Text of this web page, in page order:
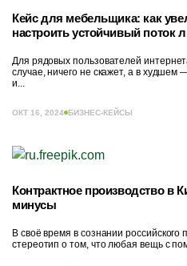
Кейс для мебельщика: как
настроить устойчивый поток
Для рядовых пользователей
случае, ничего не скажет, а в
и...
ОКТ 16, 2024 БИЗНЕС-КЕЙСЫ
Контрактное производство
минусы
В своё время в сознании российского
стереотип о том, что любая вещь с